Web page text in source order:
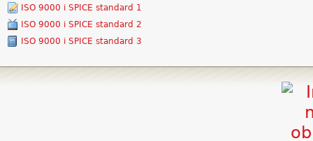
ISO 9000 i SPICE standard 1
ISO 9000 i SPICE standard 2
ISO 9000 i SPICE standard 3